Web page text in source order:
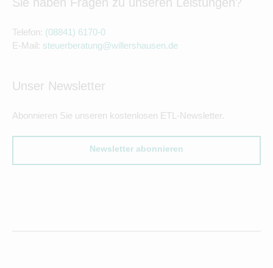
Telefon: (08841) 6170-0
E-Mail: steuerberatung@willershausen.de
Unser Newsletter
Abonnieren Sie unseren kostenlosen ETL-Newsletter.
Newsletter abonnieren